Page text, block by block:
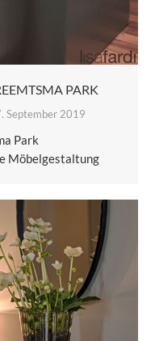
PARK
September 2019
Park
Möbelgestaltung